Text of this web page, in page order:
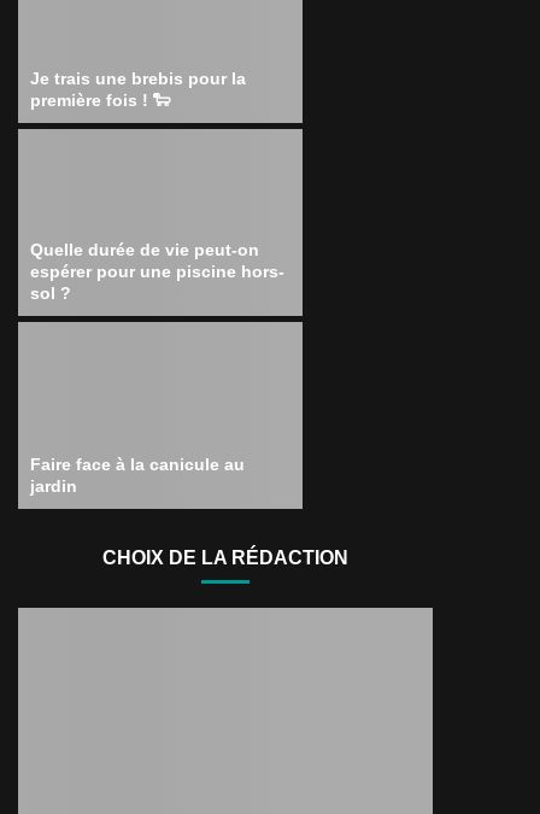
Je trais une brebis pour la
première fois ! 🐑
Quelle durée de vie peut-on
espérer pour une piscine hors-
sol ?
Faire face à la canicule au
jardin
CHOIX DE LA RÉDACTION